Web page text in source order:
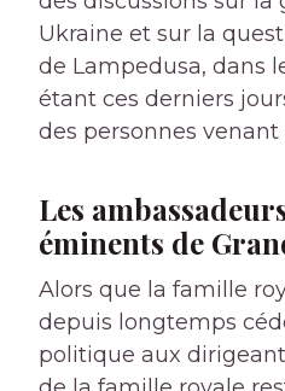
Ukraine et sur la
de Lampedusa, dans
étant ces derniers
des personnes venant
Les
éminents de
Alors que la famille
depuis longtemps
politique aux